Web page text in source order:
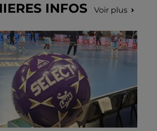
INFOS Voir plus